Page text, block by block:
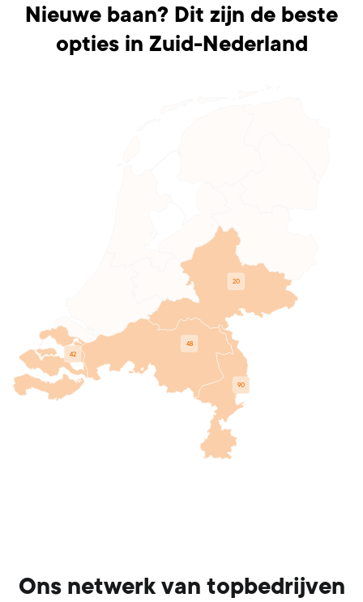
Nieuwe baan? Dit zijn de beste
opties in Zuid-Nederland
20
42
48
90
Ons netwerk van topbedrijven